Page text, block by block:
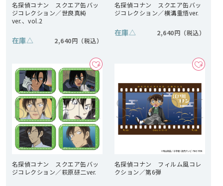
名探偵コナン スクエア缶バッ
ジコレクション／世良真純
ver.、vol.2
在庫△ 2,640円
名探偵コナン スクエア缶バッ
ジコレクション／横溝重悟ver.
在庫△ 2,640円
名探偵コナン スクエア缶バッ
ジコレクション／萩原研二ver.
名探偵コナン フィルム風コレ
クション／第6弾